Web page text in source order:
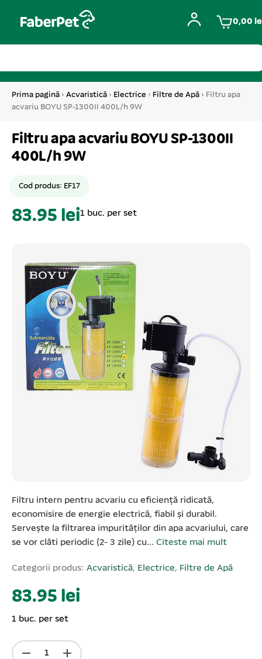
0,00
Prima pagină › Acvaristică › Electrice › Filtre de Apă › Filtru apa
acvariu BOYU SP-1300II 400L/h 9W
Filtru apa acvariu BOYU SP-1300II
400L/h 9W
Cod produs: EF17
83.95 lei1 buc. per set
Filtru intern pentru acvariu cu eficiență ridicată,
economisire de energie electrică, fiabil și durabil.
Servește la filtrarea impurităților din apa acvariului, care
se vor clăti periodic (2- 3 zile) cu... Citeste mai mult
Categorii produs: Acvaristică, Electrice, Filtre de Apă
83.95 lei
1 buc. per set